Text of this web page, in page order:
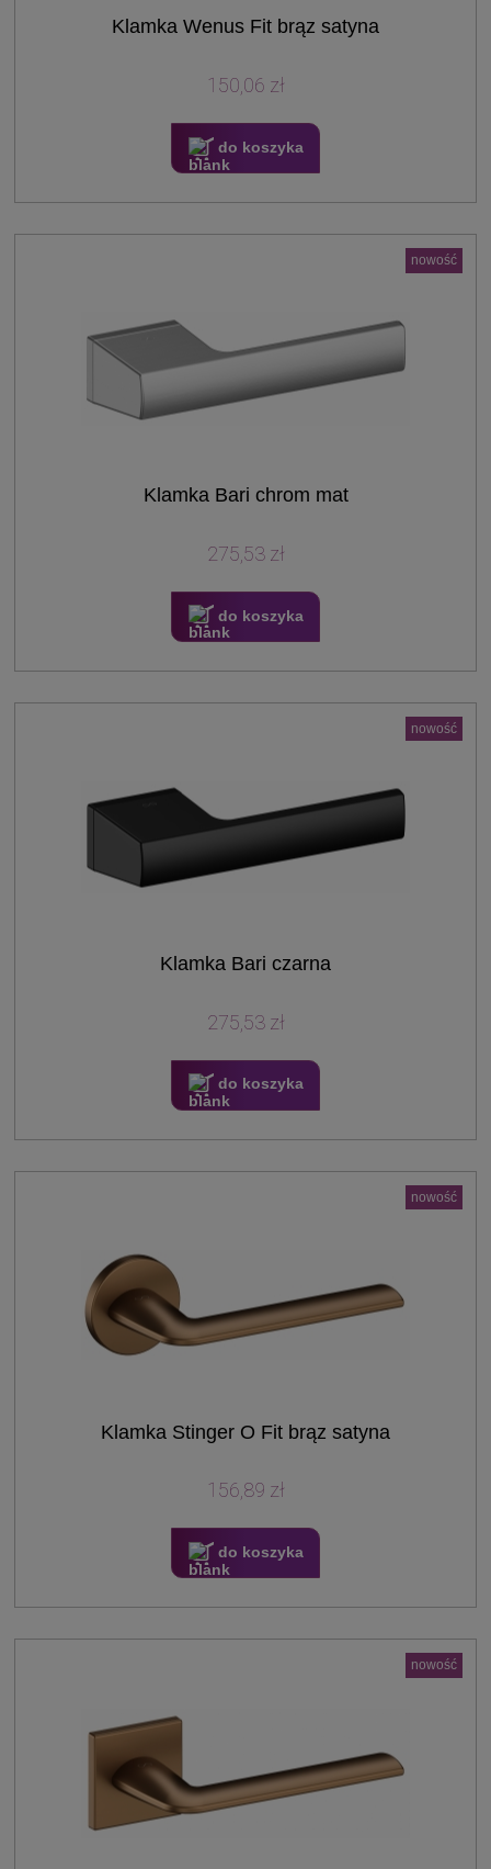
Klamka Wenus Fit brąz satyna
150,06 zł
do koszyka
Klamka Bari chrom mat
275,53 zł
do koszyka
nowość
Klamka Bari czarna
275,53 zł
do koszyka
nowość
Klamka Stinger O Fit brąz satyna
156,89 zł
do koszyka
nowość
nowość